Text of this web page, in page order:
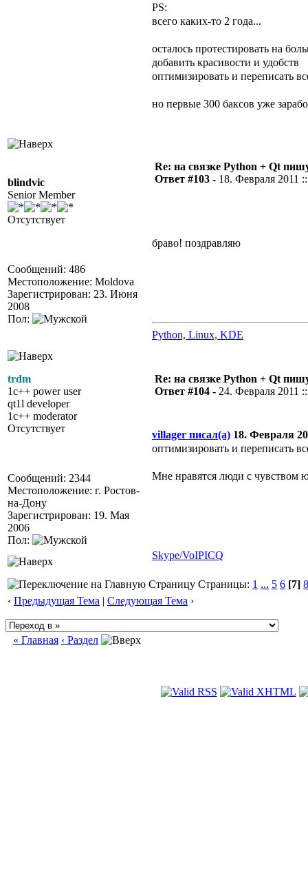
PS:
всего каких-то 2 года...
осталось протестировать на
добавить красивости и удобств
оптимизировать и переписать
но первые 300 баксов уже
blindvic
Senior Member
Отсутствует
Сообщений: 486
Местоположение: Moldova
Зарегистрирован: 23. Июня
2008
Пол:
Re: на связке Python + Qt
Ответ #103 - 18. Февраля 2011
браво! поздравляю
Python, Linux, KDE
trdm
1c++ power user
qt1l developer
1c++ moderator
Отсутствует
Сообщений: 2344
Местоположение: г. Ростов-
на-Дону
Зарегистрирован: 19. Мая
2006
Пол:
Re: на связке Python + Qt
Ответ #104 - 24. Февраля 2011
villager писал(а) 18. Февраля
оптимизировать и переписать
Мне нравятся люди с чувством
Skype/VoIPICQ
Страницы: 1 ... 5 6 [7] 8
‹ Предыдущая Тема | Следующая Тема ›
« Главная ‹ Раздел